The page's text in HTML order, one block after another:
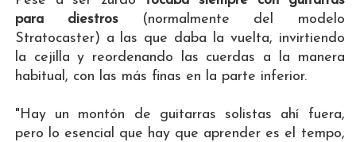
para diestros (normalmente del modelo
Stratocaster) a las que daba la vuelta, invirtiendo
la cejilla y reordenando las cuerdas a la manera
habitual, con las más finas en la parte inferior.
"Hay un montón de guitarras solistas ahí fuera,
pero lo esencial que hay que aprender es el tempo,